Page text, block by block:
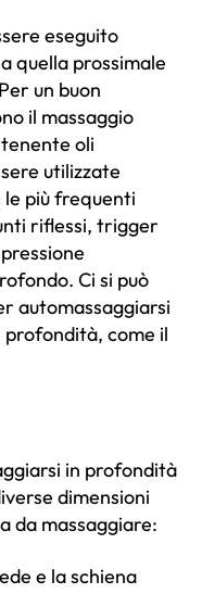
eseguito
quella prossimale
un buon
il massaggio
oli
utilizzate
le più frequenti
riflessi, trigger
Ci si può
automassaggiarsi
come il
in profondità
dimensioni
da massaggiare:
e la schiena